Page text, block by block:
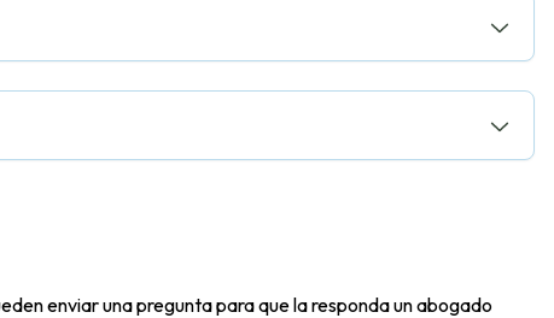
enviar una pregunta para que la responda un abogado